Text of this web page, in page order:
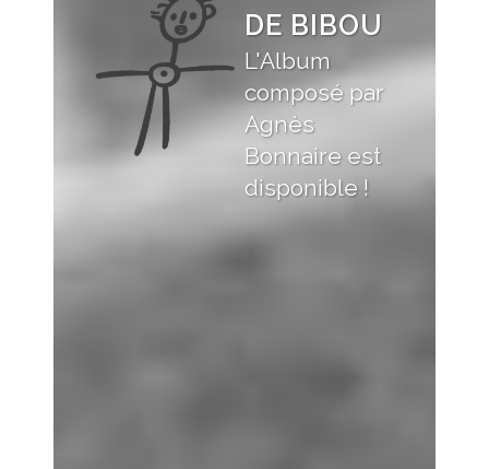
DE BIBOU
L'Album
composé par
Agnès
Bonnaire est
disponible !